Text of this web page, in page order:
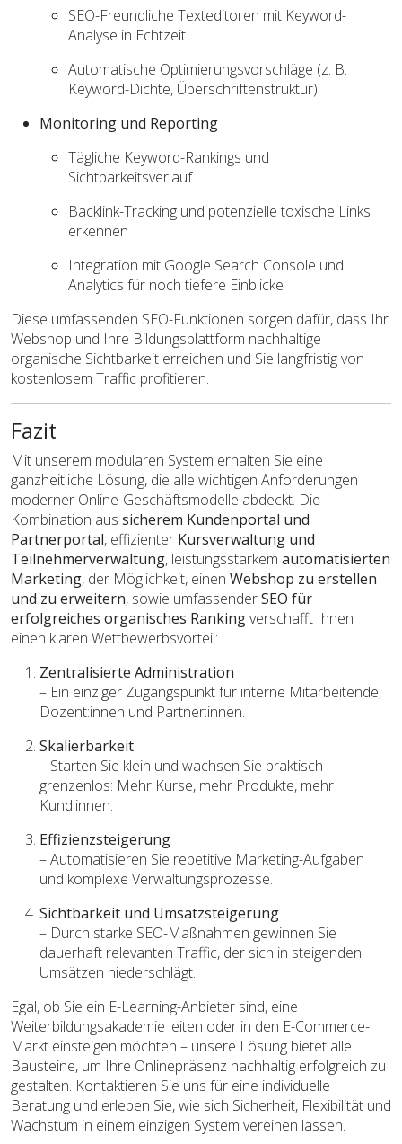
SEO-Freundliche Texteditoren mit Keyword-
Analyse in Echtzeit
Automatische Optimierungsvorschläge (z. B.
Keyword-Dichte, Überschriftenstruktur)
Monitoring und Reporting
Tägliche Keyword-Rankings und
Sichtbarkeitsverlauf
Backlink-Tracking und potenzielle toxische Links
erkennen
Integration mit Google Search Console und
Analytics für noch tiefere Einblicke
Diese umfassenden SEO-Funktionen sorgen dafür, dass Ihr
Webshop und Ihre Bildungsplattform nachhaltige
organische Sichtbarkeit erreichen und Sie langfristig von
kostenlosem Traffic profitieren.
Fazit
Mit unserem modularen System erhalten Sie eine
ganzheitliche Lösung, die alle wichtigen Anforderungen
moderner Online-Geschäftsmodelle abdeckt. Die
Kombination aus sicherem Kundenportal und
Partnerportal, effizienter Kursverwaltung und
Teilnehmerverwaltung, leistungsstarkem automatisierten
Marketing, der Möglichkeit, einen Webshop zu erstellen
und zu erweitern, sowie umfassenderSEO für
erfolgreiches organisches Rankingverschafft Ihnen
einen klaren Wettbewerbsvorteil:
Zentralisierte Administration
– Ein einziger Zugangspunkt für interne Mitarbeitende,
Dozent:innen und Partner:innen.
Skalierbarkeit
– Starten Sie klein und wachsen Sie praktisch
grenzenlos: Mehr Kurse, mehr Produkte, mehr
Kund:innen.
Effizienzsteigerung
– Automatisieren Sie repetitive Marketing-Aufgaben
und komplexe Verwaltungsprozesse.
Sichtbarkeit und Umsatzsteigerung
– Durch starke SEO-Maßnahmen gewinnen Sie
dauerhaft relevanten Traffic, der sich in steigenden
Umsätzen niederschlägt.
Egal, ob Sie ein E-Learning-Anbieter sind, eine
Weiterbildungsakademie leiten oder in den E-Commerce-
Markt einsteigen möchten – unsere Lösung bietet alle
Bausteine, um Ihre Onlinepräsenz nachhaltig erfolgreich zu
gestalten. Kontaktieren Sie uns für eine individuelle
Beratung und erleben Sie, wie sich Sicherheit, Flexibilität und
Wachstum in einem einzigen System vereinen lassen.